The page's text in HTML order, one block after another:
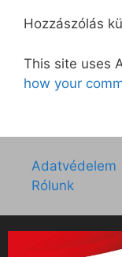
Hozzászólás
This site uses
how your
Adatvédelem
Rólunk